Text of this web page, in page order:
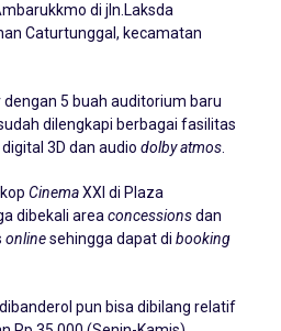
di jln.Laksda
Caturtunggal, kecamatan
5 buah auditorium baru
dilengkapi berbagai fasilitas
3D dan audio dolby atmos
CinemaXXI di Plaza
dibekali area concessionsdan
onlinesehingga dapat di booking
pun bisa dibilang relatif